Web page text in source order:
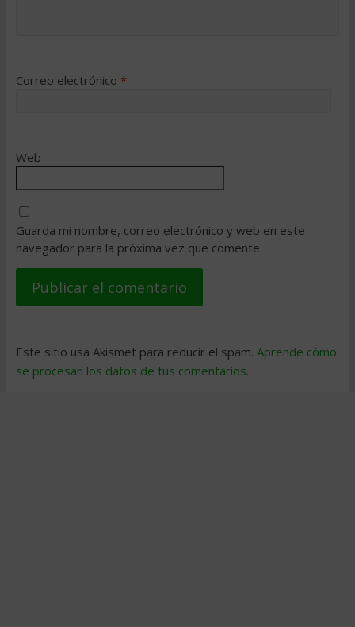
Correo electrónico *
Web
Guarda mi nombre, correo electrónico y web en este
navegador para la próxima vez que comente.
Este sitio usa Akismet para reducir el spam. Aprende cómo
se procesan los datos de tus comentarios.